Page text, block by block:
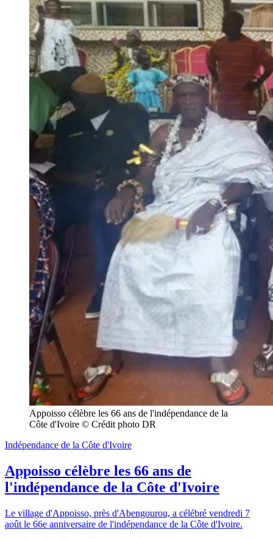
Appoisso célèbre les 66 ans de l'indépendance de la
Côte d'Ivoire © Crédit photo DR
Indépendance de la Côte d'Ivoire
Appoisso célèbre les 66 ans de
l'indépendance de la Côte d'Ivoire
Le village d'Appoisso, près d'Abengourou, a célébré vendredi 7
août le 66e anniversaire de l'indépendance de la Côte d'Ivoire.